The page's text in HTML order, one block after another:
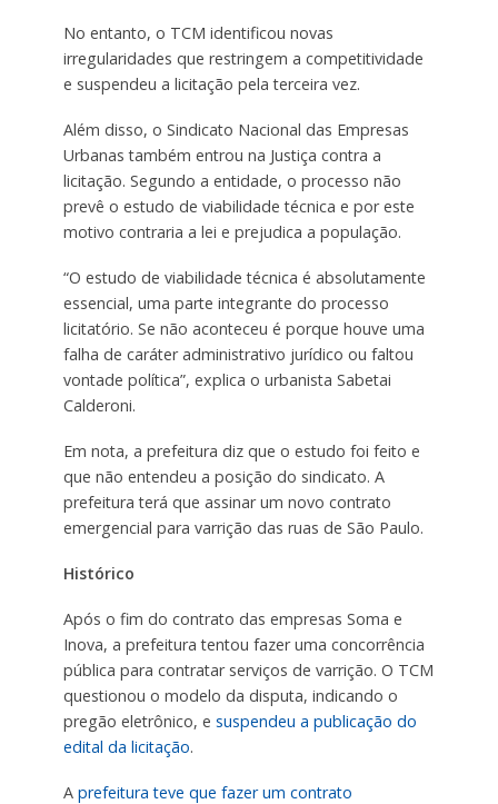
No entanto, o TCM identificou novas
irregularidades que restringem a competitividade
e suspendeu a licitação pela terceira vez.
Além disso, o Sindicato Nacional das Empresas
Urbanas também entrou na Justiça contra a
licitação. Segundo a entidade, o processo não
prevê o estudo de viabilidade técnica e por este
motivo contraria a lei e prejudica a população.
“O estudo de viabilidade técnica é absolutamente
essencial, uma parte integrante do processo
licitatório. Se não aconteceu é porque houve uma
falha de caráter administrativo jurídico ou faltou
vontade política”, explica o urbanista Sabetai
Calderoni.
Em nota, a prefeitura diz que o estudo foi feito e
que não entendeu a posição do sindicato. A
prefeitura terá que assinar um novo contrato
emergencial para varrição das ruas de São Paulo.
Histórico
Após o fim do contrato das empresas Soma e
Inova, a prefeitura tentou fazer uma concorrência
pública para contratar serviços de varrição. O TCM
questionou o modelo da disputa, indicando o
pregão eletrônico, e suspendeu a publicação do
edital da licitação.
A prefeitura teve que fazer um contrato